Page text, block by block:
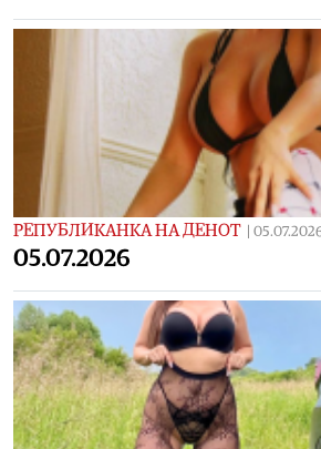
РЕПУБЛИКАНКА НА ДЕНОТ
05.07.2026